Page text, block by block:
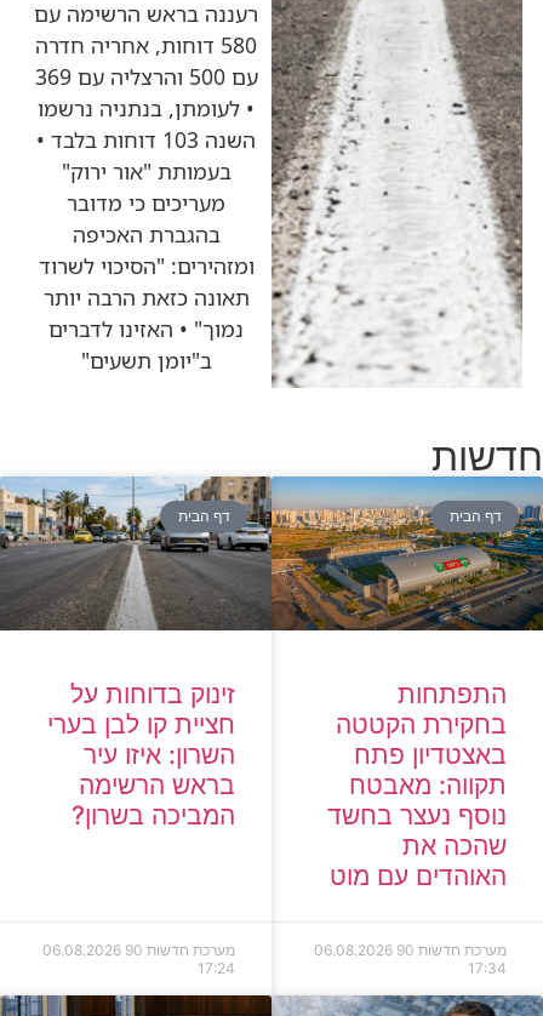
רעננה בראש הרשימה עם
580 דוחות, אחריה חדרה
עם 500 והרצליה עם 369
• לעומתן, בנתניה נרשמו
השנה 103 דוחות בלבד •
בעמותת "אור ירוק"
מעריכים כי מדובר
בהגברת האכיפה
ומזהירים: "הסיכוי לשרוד
תאונה כזאת הרבה יותר
נמוך" • האזינו לדברים
ב"יומן תשעים"
חדשות
דף הבית
התפתחות
בחקירת הקטטה
באצטדיון פתח
תקווה: מאבטח
נוסף נעצר בחשד
שהכה את
האוהדים עם מוט
מערכת חדשות 90
06.08.2026
17:34
דף הבית
זינוק בדוחות על
חציית קו לבן בערי
השרון: איזו עיר
בראש הרשימה
המביכה בשרון?
מערכת חדשות 90
06.08.2026
17:24